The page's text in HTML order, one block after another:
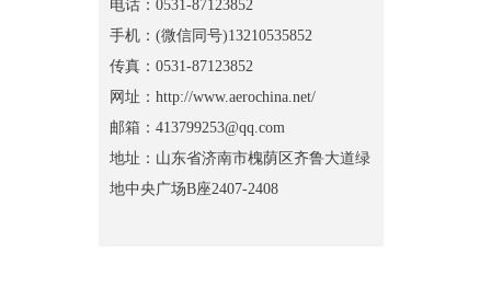
电话：0531-87123852
手机：(微信同号)13210535852
传真：0531-87123852
网址：http://www.aerochina.net/
邮箱：413799253@qq.com
地址：山东省济南市槐荫区齐鲁大道绿
地中央广场B座2407-2408